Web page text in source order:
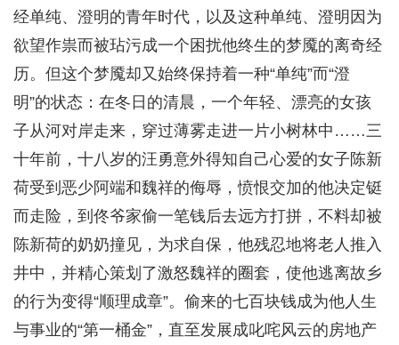
经单纯、澄明的青年时代，以及这种单纯、澄明因为
欲望作祟而被玷污成一个困扰他终生的梦魇的离奇经
历。但这个梦魇却又始终保持着一种“单纯”而“澄
明”的状态：在冬日的清晨，一个年轻、漂亮的女孩
子从河对岸走来，穿过薄雾走进一片小树林中……三
十年前，十八岁的汪勇意外得知自己心爱的女子陈新
荷受到恶少阿端和魏祥的侮辱，愤恨交加的他决定铤
而走险，到佟爷家偷一笔钱后去远方打拼，不料却被
陈新荷的奶奶撞见，为求自保，他残忍地将老人推入
井中，并精心策划了激怒魏祥的圈套，使他逃离故乡
的行为变得“顺理成章”。偷来的七百块钱成为他人生
与事业的“第一桶金”，直至发展成叱咤风云的房地产